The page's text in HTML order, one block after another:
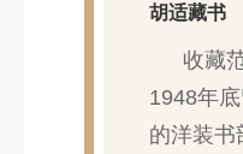
胡适藏书
收藏
1948年
的洋装书